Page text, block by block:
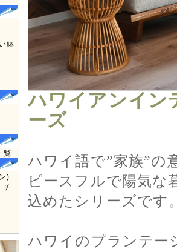
鉢
覧
)
チ
ハワイアンイン
ーズ
ハワイ語で”家族”の
ピースフルで陽気な
込めたシリーズです
ハワイのプランテー